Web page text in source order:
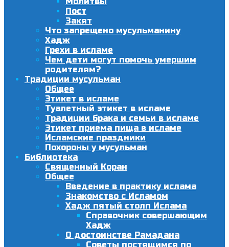
Пост
Закят
Что запрещено мусульманину
Хадж
Грехи в исламе
Чем дети могут помочь умершим
родителям?
Традиции мусульман
Общее
Этикет в исламе
Туалетный этикет в исламе
Традиции брака и семьи в исламе
Этикет приема пища в исламе
Исламские праздники
Похороны у мусульман
Библиотека
Священный Коран
Общее
Введение в практику ислама
Знакомство с Исламом
Хадж пятый столп Ислама
Справочник совершающим
Хадж
О достоинстве Рамадана
Советы постящимся по